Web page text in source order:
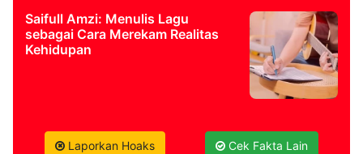
Saifull Amzi: Menulis Lagu
sebagai Cara Merekam Realitas
Kehidupan
Laporkan Hoaks Cek Fakta Lain